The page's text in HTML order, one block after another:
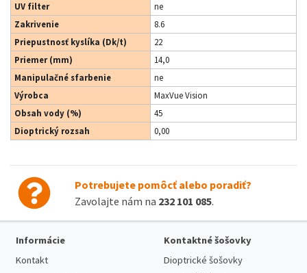
UV filter
ne
Zakrivenie
8.6
Priepustnosť kyslíka (Dk/t)
22
Priemer (mm)
14,0
Manipulačné sfarbenie
ne
Výrobca
MaxVue Vision
Obsah vody (%)
45
Dioptrický rozsah
0,00
Potrebujete pomôcť alebo poradiť?
Zavolajte nám na 232 101 085.
Informácie
Kontakt
Kontaktné šošovky
Dioptrické šošovky